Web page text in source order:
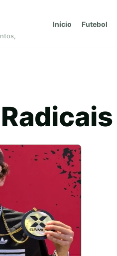
Início Futebol